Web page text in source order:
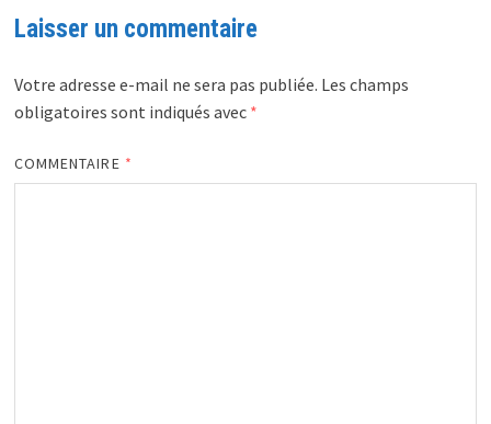
Laisser un commentaire
Votre adresse e-mail ne sera pas publiée. Les champs
obligatoires sont indiqués avec *
COMMENTAIRE *